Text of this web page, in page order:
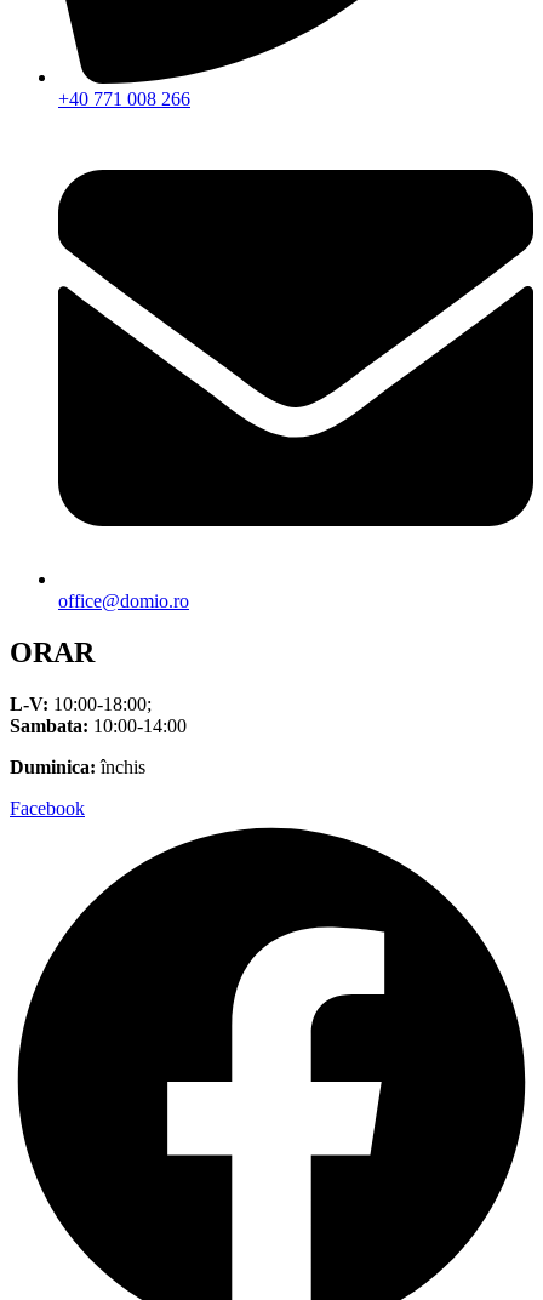
+40 771 008 266
office@domio.ro
ORAR
L-V: 10:00-18:00;
Sambata: 10:00-14:00
Duminica: închis
Facebook